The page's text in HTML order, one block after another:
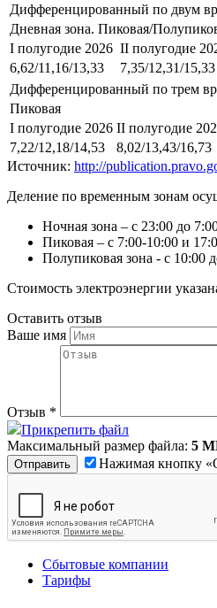
Дифференцированный по двум
Дневная зона. Пиковая/
I полугодие 2026 II полугодие
6,62/11,16/13,33
7,35/12,31/15,33
Дифференцированный по трем
Пиковая
I полугодие 2026 II полугодие
7,22/12,18/14,53
8,02/13,43/16,73
Источник: http://
Деление по временным зонам
Ночная зона – с 23:00 до
Пиковая – с 7:00-10:00 и
Полупиковая зона - с 10:00
Стоимость электроэнергии
Оставить отзыв
Ваше имя
Отзыв *
Прикрепить файл
Максимальный размер файла: 5
Нажимая кнопку
Сбытовые компании
Тарифы